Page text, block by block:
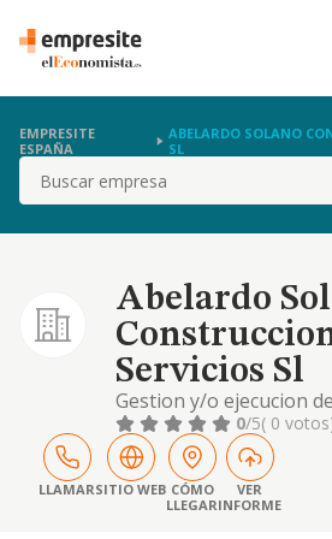
EMPRESITE
ESPAÑA
ABELARDO SOLANO
SL
Buscar
Abelardo
Servicios Sl
Gestion y/o ejecucion
urbanizaciones, ya
y otras actividades
construccion y su licito
particular: 1. la
ejecucion y exp
0/5( 0
LLAMARSITIO WEB CÓMO
LLEGAR
VER
INFORME